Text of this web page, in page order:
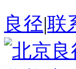
良径|联